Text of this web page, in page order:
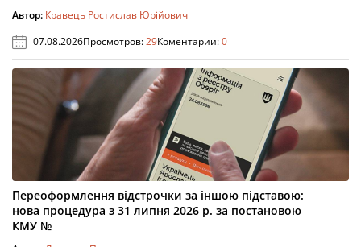
Автор: Кравець Ростислав Юрійович
07.08.2026Просмотров:29Коментарии:0
Переоформлення відстрочки за іншою підставою:
нова процедура з 31 липня 2026 р. за постановою
КМУ №